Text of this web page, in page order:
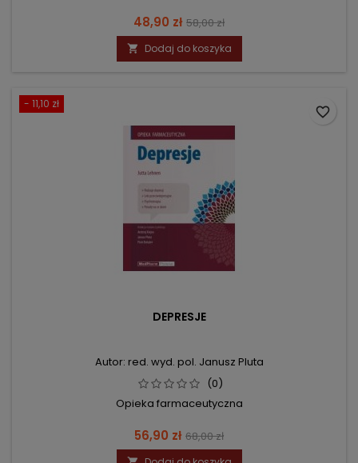
Cena
48,90 zł Cena
podstawowa
58,00 zł
 Dodaj do koszyka
- 11,10 zł
DEPRESJE
Autor: red. wyd. pol. Janusz Pluta
(0)
Opieka farmaceutyczna
Cena
56,90 zł Cena
podstawowa
68,00 zł
favorite_border